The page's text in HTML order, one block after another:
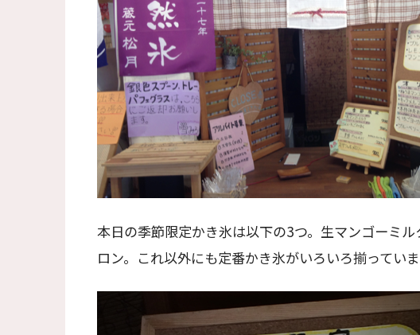
本日の季節限定かき氷は以下の3つ。生マンゴーミ
ロン。これ以外にも定番かき氷がいろいろ揃っていま